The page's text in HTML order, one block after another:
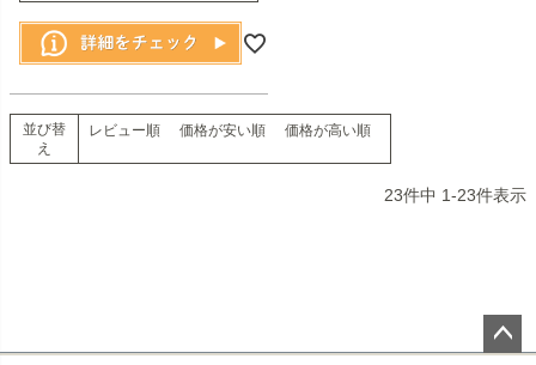
並び替
え
レビュー順 価格が安い順 価格が高い順
23件中 1-23件表示